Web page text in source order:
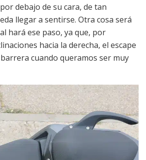
debajo de su cara, de tan
llegar a sentirse. Otra cosa será
hará ese paso, ya que, por
hacia la derecha, el escape
cuando queramos ser muy